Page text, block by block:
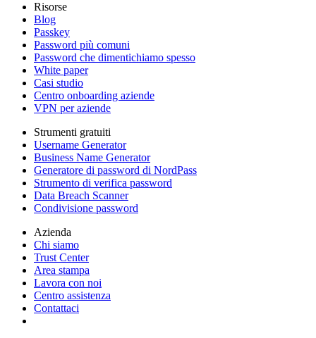
Risorse
Blog
Passkey
Password più comuni
Password che dimentichiamo spesso
White paper
Casi studio
Centro onboarding aziende
VPN per aziende
Strumenti gratuiti
Username Generator
Business Name Generator
Generatore di password di NordPass
Strumento di verifica password
Data Breach Scanner
Condivisione password
Azienda
Chi siamo
Trust Center
Area stampa
Lavora con noi
Centro assistenza
Contattaci